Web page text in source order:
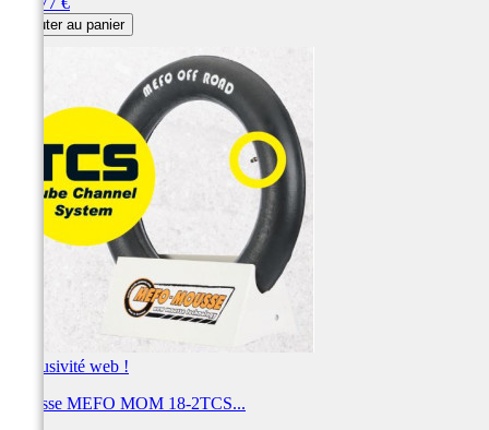
Ajouter au panier
Exclusivité web !
Mousse MEFO MOM 18-2TCS...